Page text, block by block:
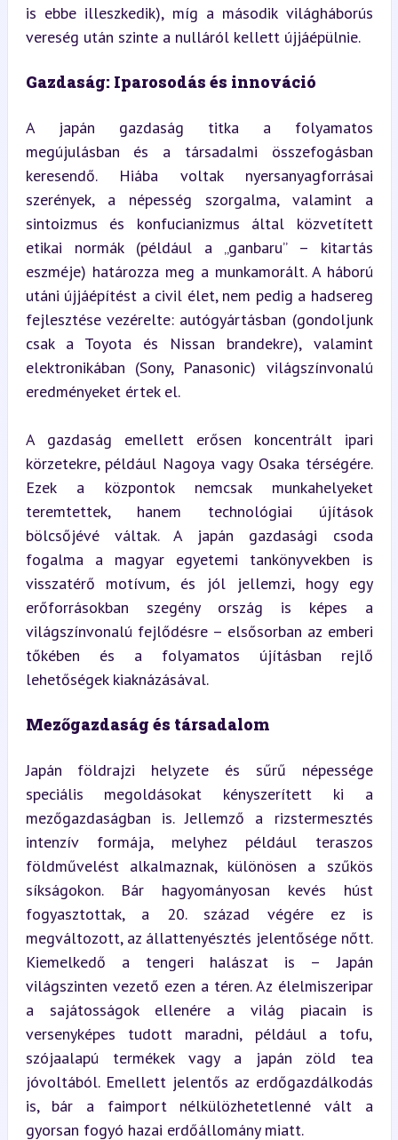
is ebbe illeszkedik), míg a második világháborús
vereség után szinte a nulláról kellett újjáépülnie.
Gazdaság: Iparosodás és innováció
A japán gazdaság titka a folyamatos
megújulásban és a társadalmi összefogásban
keresendő. Hiába voltak nyersanyagforrásai
szerények, a népesség szorgalma, valamint a
sintoizmus és konfucianizmus által közvetített
etikai normák (például a „ganbaru” – kitartás
eszméje) határozza meg a munkamorált. A háború
utáni újjáépítést a civil élet, nem pedig a hadsereg
fejlesztése vezérelte: autógyártásban (gondoljunk
csak a Toyota és Nissan brandekre), valamint
elektronikában (Sony, Panasonic) világszínvonalú
eredményeket értek el.
A gazdaság emellett erősen koncentrált ipari
körzetekre, például Nagoya vagy Osaka térségére.
Ezek a központok nemcsak munkahelyeket
teremtettek, hanem technológiai újítások
bölcsőjévé váltak. A japán gazdasági csoda
fogalma a magyar egyetemi tankönyvekben is
visszatérő motívum, és jól jellemzi, hogy egy
erőforrásokban szegény ország is képes a
világszínvonalú fejlődésre – elsősorban az emberi
tőkében és a folyamatos újításban rejlő
lehetőségek kiaknázásával.
Mezőgazdaság és társadalom
Japán földrajzi helyzete és sűrű népessége
speciális megoldásokat kényszerített ki a
mezőgazdaságban is. Jellemző a rizstermesztés
intenzív formája, melyhez például teraszos
földművelést alkalmaznak, különösen a szűkös
síkságokon. Bár hagyományosan kevés húst
fogyasztottak, a 20. század végére ez is
megváltozott, az állattenyésztés jelentősége nőtt.
Kiemelkedő a tengeri halászat is – Japán
világszinten vezető ezen a téren. Az élelmiszeripar
a sajátosságok ellenére a világ piacain is
versenyképes tudott maradni, például a tofu,
szójaalapú termékek vagy a japán zöld tea
jóvoltából. Emellett jelentős az erdőgazdálkodás
is, bár a faimport nélkülözhetetlenné vált a
gyorsan fogyó hazai erdőállomány miatt.